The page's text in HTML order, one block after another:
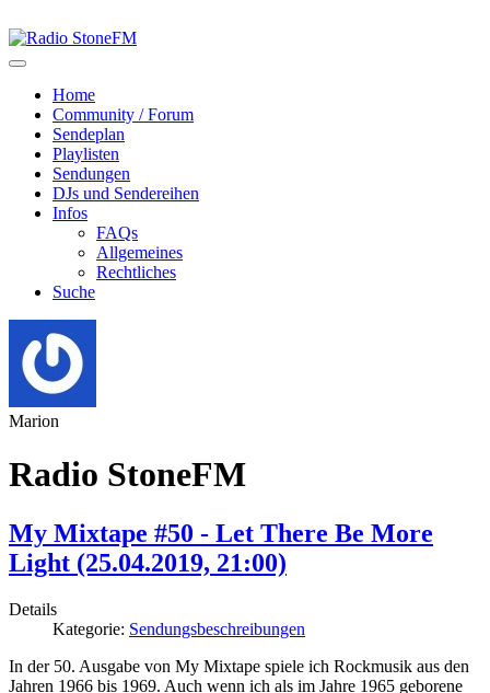
Home
Community / Forum
Sendeplan
Playlisten
Sendungen
DJs und Sendereihen
Infos
FAQs
Allgemeines
Rechtliches
Suche
Marion
Radio StoneFM
My Mixtape #50 - Let There Be More
Light (25.04.2019, 21:00)
Details
Kategorie: Sendungsbeschreibungen
In der 50. Ausgabe von My Mixtape spiele ich Rockmusik aus den
Jahren 1966 bis 1969. Auch wenn ich als im Jahre 1965 geborene